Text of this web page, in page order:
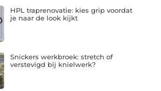
HPL traprenovatie: kies grip voordat
je naar de look kijkt
Snickers werkbroek: stretch of
verstevigd bij knielwerk?